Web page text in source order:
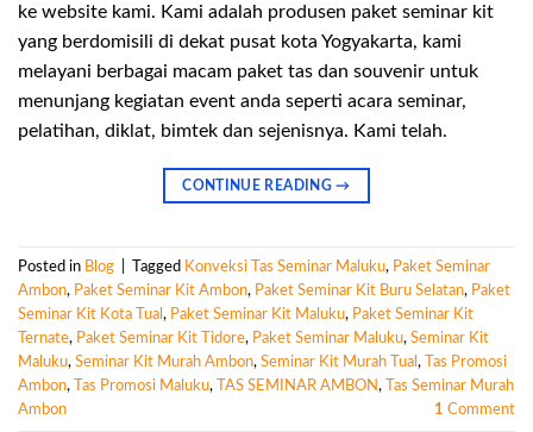
ke website kami. Kami adalah produsen paket seminar kit
yang berdomisili di dekat pusat kota Yogyakarta, kami
melayani berbagai macam paket tas dan souvenir untuk
menunjang kegiatan event anda seperti acara seminar,
pelatihan, diklat, bimtek dan sejenisnya. Kami telah.
CONTINUE READING→
Posted in Blog Tagged Konveksi Tas Seminar Maluku, Paket Seminar
Ambon, Paket Seminar Kit Ambon, Paket Seminar Kit Buru Selatan, Paket
Seminar Kit Kota Tual , Paket Seminar Kit Maluku, Paket Seminar Kit
Ternate, Paket Seminar Kit Tidore, Paket Seminar Maluku, Seminar Kit
Maluku, Seminar Kit Murah Ambon, Seminar Kit Murah Tual ,
Tas Promosi
Ambon, Tas Promosi Maluku, TAS SEMINAR AMBON,
Tas Seminar Murah
Ambon
1 Comment